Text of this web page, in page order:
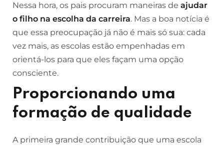
Nessa hora, os pais procuram maneiras de ajudar
o filho na escolha da carreira. Mas a boa notícia é
que essa preocupação já não é mais só sua: cada
vez mais, as escolas estão empenhadas em
orientá-los para que eles façam uma opção
consciente.
Proporcionando uma
formação de qualidade
A primeira grande contribuição que uma escola